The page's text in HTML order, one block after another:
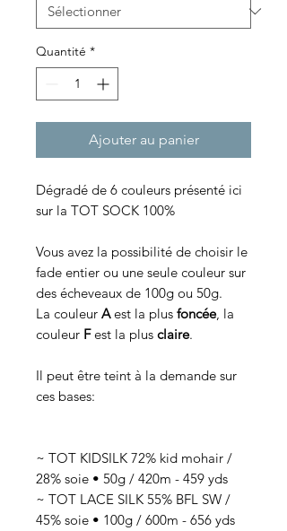
Quantité *
Ajouter au panier
Dégradé de 6 couleurs présenté ici
sur la TOT SOCK 100%
Vous avez la possibilité de choisir le
fade entier ou une seule couleur sur
des écheveaux de 100g ou 50g.
La couleur Aest la plus foncée, la
couleur Fest la plus claire.
Il peut être teint à la demande sur
ces bases:
~ TOT KIDSILK 72% kid mohair /
28% soie • 50g / 420m - 459 yds
~ TOT LACE SILK 55% BFL SW /
45% soie • 100g / 600m - 656 yds